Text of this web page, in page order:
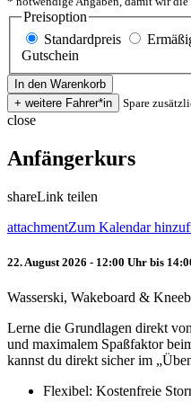
Preisoption
Standardpreis
Gutschein
Spare
close
Anfängerkurs
shareLink teilen
attachmentZum Kalendar
22. August 2026 - 12:00 Uhr bis
Wasserski, Wakeboard &
Lerne die Grundlagen direkt
und maximalem Spaßfaktor
kannst du direkt sicher im
Flexibel: Kostenfreie